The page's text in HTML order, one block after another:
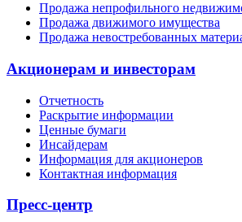
Продажа непрофильного
Продажа движимого имущества
Продажа невостребованных
Акционерам и инвесторам
Отчетность
Раскрытие информации
Ценные бумаги
Инсайдерам
Информация для акционеров
Контактная информация
Пресс-центр